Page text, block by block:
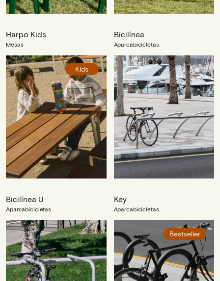
Harpo Kids
Mesas
Kids
Bicilínea
Aparcabicicletas
Bicilínea U
Aparcabicicletas
Key
Aparcabicicletas
Bestseller